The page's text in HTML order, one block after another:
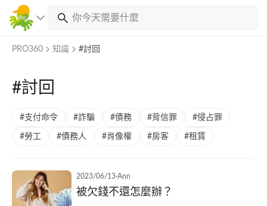
PRO360 知識 #討回
#討回
#支付命令 #詐騙 #債務 #背信罪 #侵占罪
#勞工 #債務人 #肖像權 #房客 #租賃
2023/06/13·Ann
被欠錢不還怎麼辦？